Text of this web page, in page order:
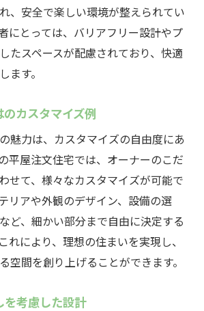
、安全で楽しい環境が整えられてい
にとっては、バリアフリー設計やプ
たスペースが配慮されており、快適
ます。
カスタマイズ例
魅力は、カスタマイズの自由度にあ
平屋注文住宅では、オーナーのこだ
せて、様々なカスタマイズが可能で
リアや外観のデザイン、設備の選
ど、細かい部分まで自由に決定する
れにより、理想の住まいを実現し、
空間を創り上げることができます。
を考慮した設計